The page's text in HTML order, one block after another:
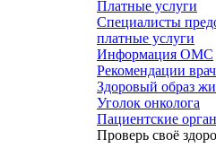
Платные услуги
Специалисты
платные услуги
Информация ОМС
Рекомендации
Здоровый образ
Уголок онколога
Пациентские
Проверь своё